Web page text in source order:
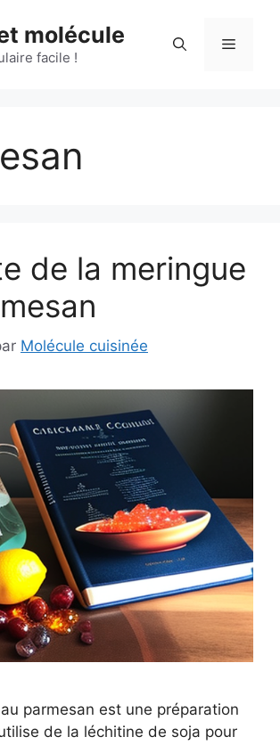
molécule
facile !
Menu
de la meringue
Molécule cuisinée
parmesan est une préparation
de la léchitine de soja pour